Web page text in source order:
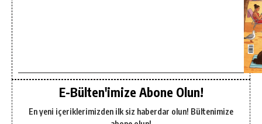
E-Bülten'imize Abone Olun!
En yeni içeriklerimizden ilk siz haberdar olun! Bültenimize